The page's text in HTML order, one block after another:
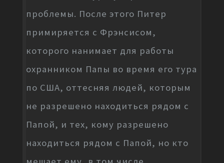
проблемы. После этого Питер
примиряется с Фрэнсисом,
которого нанимает для работы
охранником Папы во время его тура
по США, оттесняя людей, которым
не разрешено находиться рядом с
Папой, и тех, кому разрешено
находиться рядом с Папой, но кто